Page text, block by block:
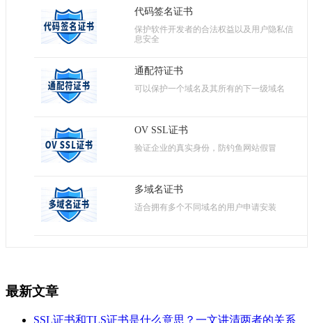
代码签名证书
保护软件开发者的合法权益以及用户隐私信
息安全
通配符证书
可以保护一个域名及其所有的下一级域名
OV SSL证书
验证企业的真实身份，防钓鱼网站假冒
多域名证书
适合拥有多个不同域名的用户申请安装
最新文章
SSL证书和TLS证书是什么意思？一文讲清两者的关系